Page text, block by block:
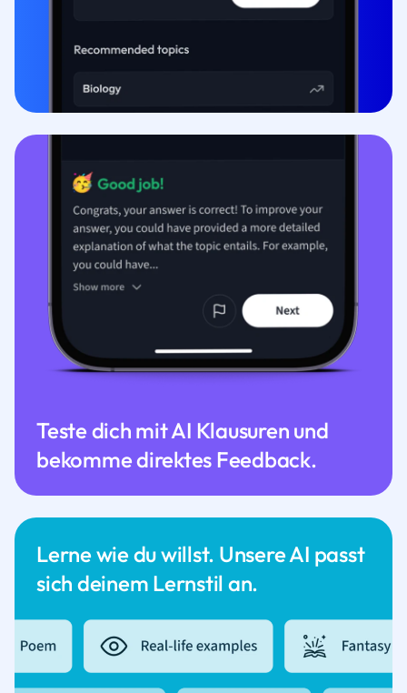
Lerne wie du willst. Unsere AI passt
sich deinem Lernstil an.
Teste dich mit AI Klausuren und
bekomme direktes Feedback.